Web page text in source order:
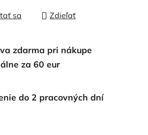
sa Zdieľať
zdarma pri nákupe
za 60 eur
do 2 pracovných dní